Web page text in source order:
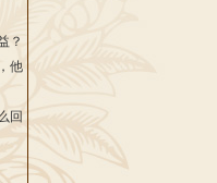
？
他
回